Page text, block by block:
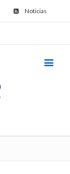
Noticias